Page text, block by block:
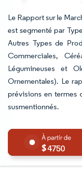
Le Rapport sur le
est segmenté par
Autres Types de
Commerciales,
Légumineuses et
Ornementales). Le
prévisions en termes
susmentionnés.
4750